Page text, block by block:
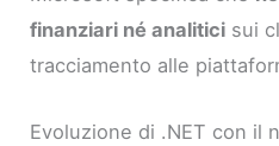
finanziari né analitici sui
tracciamento alle
Evoluzione di .NET con il